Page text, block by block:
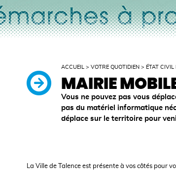
ACCUEIL >VOTRE QUOTIDIEN > ÉTAT CIVIL
MAIRIE
Vous ne pouvez pas vous
pas du matériel informatique
déplace sur le territoire pour
La Ville de Talence est présente à vos côtés pour